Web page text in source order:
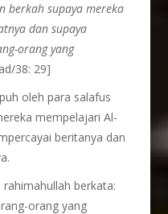
berkah supaya mereka
dan supaya
orang yang
38: 29]
oleh para salafus
mempelajari Al-
beritanya dan
berkata:
orang yang